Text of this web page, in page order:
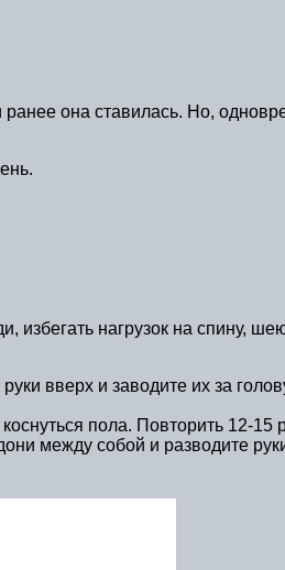
она ставилась. Но,
избегать нагрузок на спину,
вверх и заводите их за
пола. Повторить 12-15
между собой и разводите